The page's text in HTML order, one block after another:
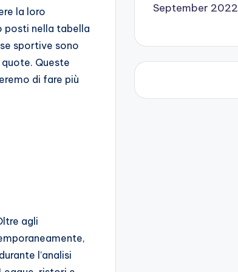
la loro
posti nella tabella
sportive sono
Queste
di fare più
agli
l’analisi
September 2022